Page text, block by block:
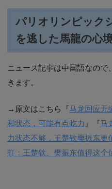
パリオリンピック
を逃した馬龍の心
ニュース記事は中国語なの
きます。
→原文はこちら『马龙回应无
和状态，可能有点吃力 』『马
力状态不够，王楚钦樊振东更
打：王楚钦、樊振东值得这个